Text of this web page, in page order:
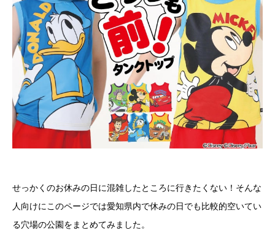
せっかくのお休みの日に混雑したところに行きたくない！そんな
人向けにこのページでは愛知県内で休みの日でも比較的空いてい
る穴場の公園をまとめてみました。